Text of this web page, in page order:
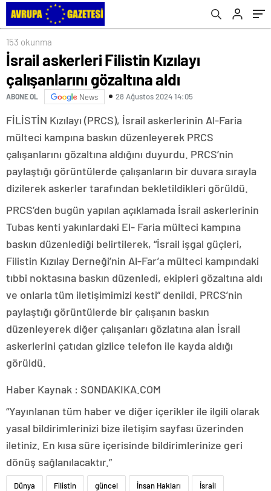
153 okunma
İsrail askerleri Filistin Kızılayı
çalışanlarını gözaltına aldı
ABONE OL News 28 Ağustos 2024 14:05
FİLİSTİN Kızılayı (PRCS), İsrail askerlerinin Al-Faria
mülteci kampına baskın düzenleyerek PRCS
çalışanlarını gözaltına aldığını duyurdu. PRCS’nin
paylaştığı görüntülerde çalışanların bir duvara sırayla
dizilerek askerler tarafından bekletildikleri görüldü.
PRCS’den bugün yapılan açıklamada İsrail askerlerinin
Tubas kenti yakınlardaki El- Faria mülteci kampına
baskın düzenlediği belirtilerek, “İsrail işgal güçleri,
Filistin Kızılay Derneği’nin Al-Far’a mülteci kampındaki
tıbbi noktasına baskın düzenledi, ekipleri gözaltına aldı
ve onlarla tüm iletişimimizi kesti” denildi. PRCS’nin
paylaştığı görüntülerde bir çalışanın baskın
düzenleyerek diğer çalışanları gözlatına alan İsrail
askerlerini çatıdan gizlice telefon ile kayda aldığı
görüldü.
Haber Kaynak : SONDAKIKA.COM
“Yayınlanan tüm haber ve diğer içerikler ile ilgili olarak
yasal bildirimlerinizi bize iletişim sayfası üzerinden
iletiniz. En kısa süre içerisinde bildirimlerinize geri
dönüş sağlanılacaktır.”
Dünya Filistin güncel İnsan Hakları İsrail